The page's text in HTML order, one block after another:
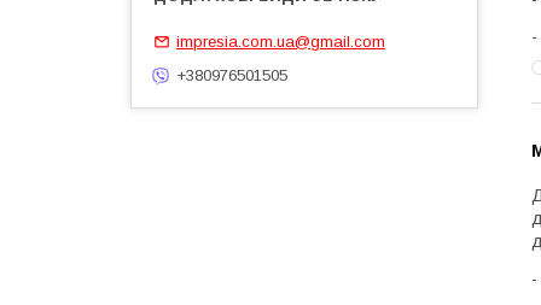
impresia.com.ua@gmail.com
+380976501505